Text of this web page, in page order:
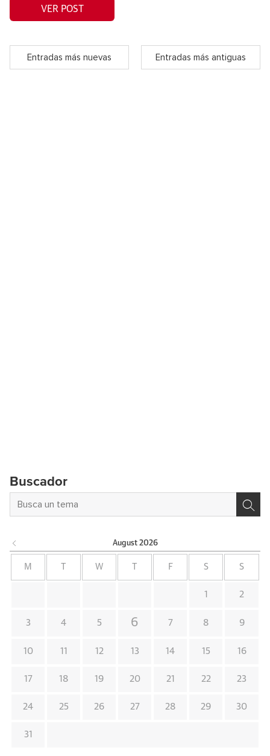
VER POST
Entradas más nuevas Entradas más antiguas
Buscador
August 2026
M W F S S
1 2
3 4 5 6 7 8 9
10 11 12 13 14 15 16
17 18 19 20 21 22 23
24 25 26 27 28 29 30
31